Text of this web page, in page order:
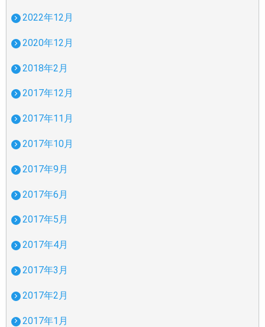
2022年12月
2020年12月
2018年2月
2017年12月
2017年11月
2017年10月
2017年9月
2017年6月
2017年5月
2017年4月
2017年3月
2017年2月
2017年1月